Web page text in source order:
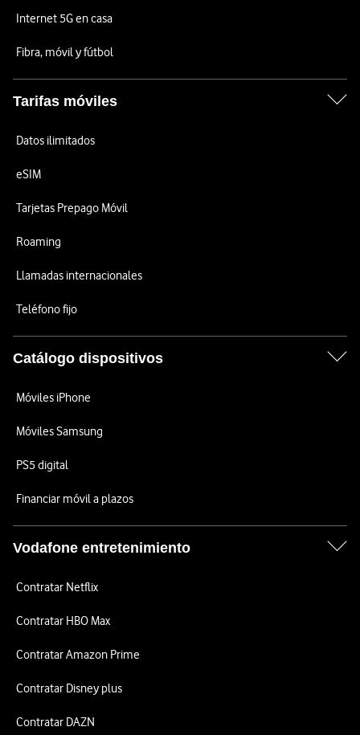
Internet 5G en casa
Fibra, móvil y fútbol
Tarifas móviles
Datos ilimitados
eSIM
Tarjetas Prepago Móvil
Roaming
Llamadas internacionales
Teléfono fijo
Catálogo dispositivos
Móviles iPhone
Móviles Samsung
PS5 digital
Financiar móvil a plazos
Vodafone entretenimiento
Contratar Netflix
Contratar HBO Max
Contratar Amazon Prime
Contratar Disney plus
Contratar DAZN